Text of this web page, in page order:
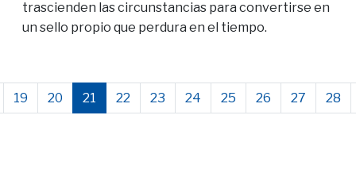
trascienden las circunstancias para convertirse en
un sello propio que perdura en el tiempo.
19 20 21 22 23 24 25 26 27 28